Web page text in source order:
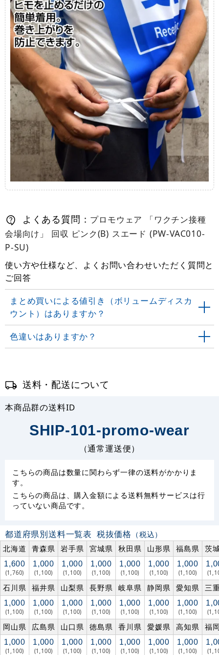
よくある質問： プロモウェア 「ワクチン接種
会場向け」 回収 ピンク(B) スエード (PW-VAC010-
P-SU)
使い方や仕様など、よくお問い合わせいただく質問と
ご回答
まとめ買いによる値引き（ボリュームディスカ
ウント）はありますか？
色違いはありますか？
送料・配送について
本商品群の送料ID
SHIP-101-promo-wear
（通常運送便）
こちらの商品は数量に関わらず一律の送料がかかりま
す。
こちらの商品は、購入金額による送料無料サービスは行
っていない商品です。
都道府県別送料一覧表 税抜価格 （税込）
北海道
青森県 岩手県 宮城県 秋田県 山形県 福島県 茨
1,600
(1,760)
1,000
(1,100)
1,000
(1,100)
1,000
(1,100)
1,000
(1,100)
1,000
(1,100)
1,000
(1,100)
石川県 福井県 山梨県 長野県 岐阜県 静岡県 愛知県 三
1,000
(1,100)
1,000
(1,100)
1,000
(1,100)
1,000
(1,100)
1,000
(1,100)
1,000
(1,100)
1,000
(1,100)
岡山県 広島県 山口県 徳島県 香川県 愛媛県 高知県 福
1,000
(1,100)
1,000
(1,100)
1,000
(1,100)
1,000
(1,100)
1,000
(1,100)
1,000
(1,100)
1,000
(1,100)